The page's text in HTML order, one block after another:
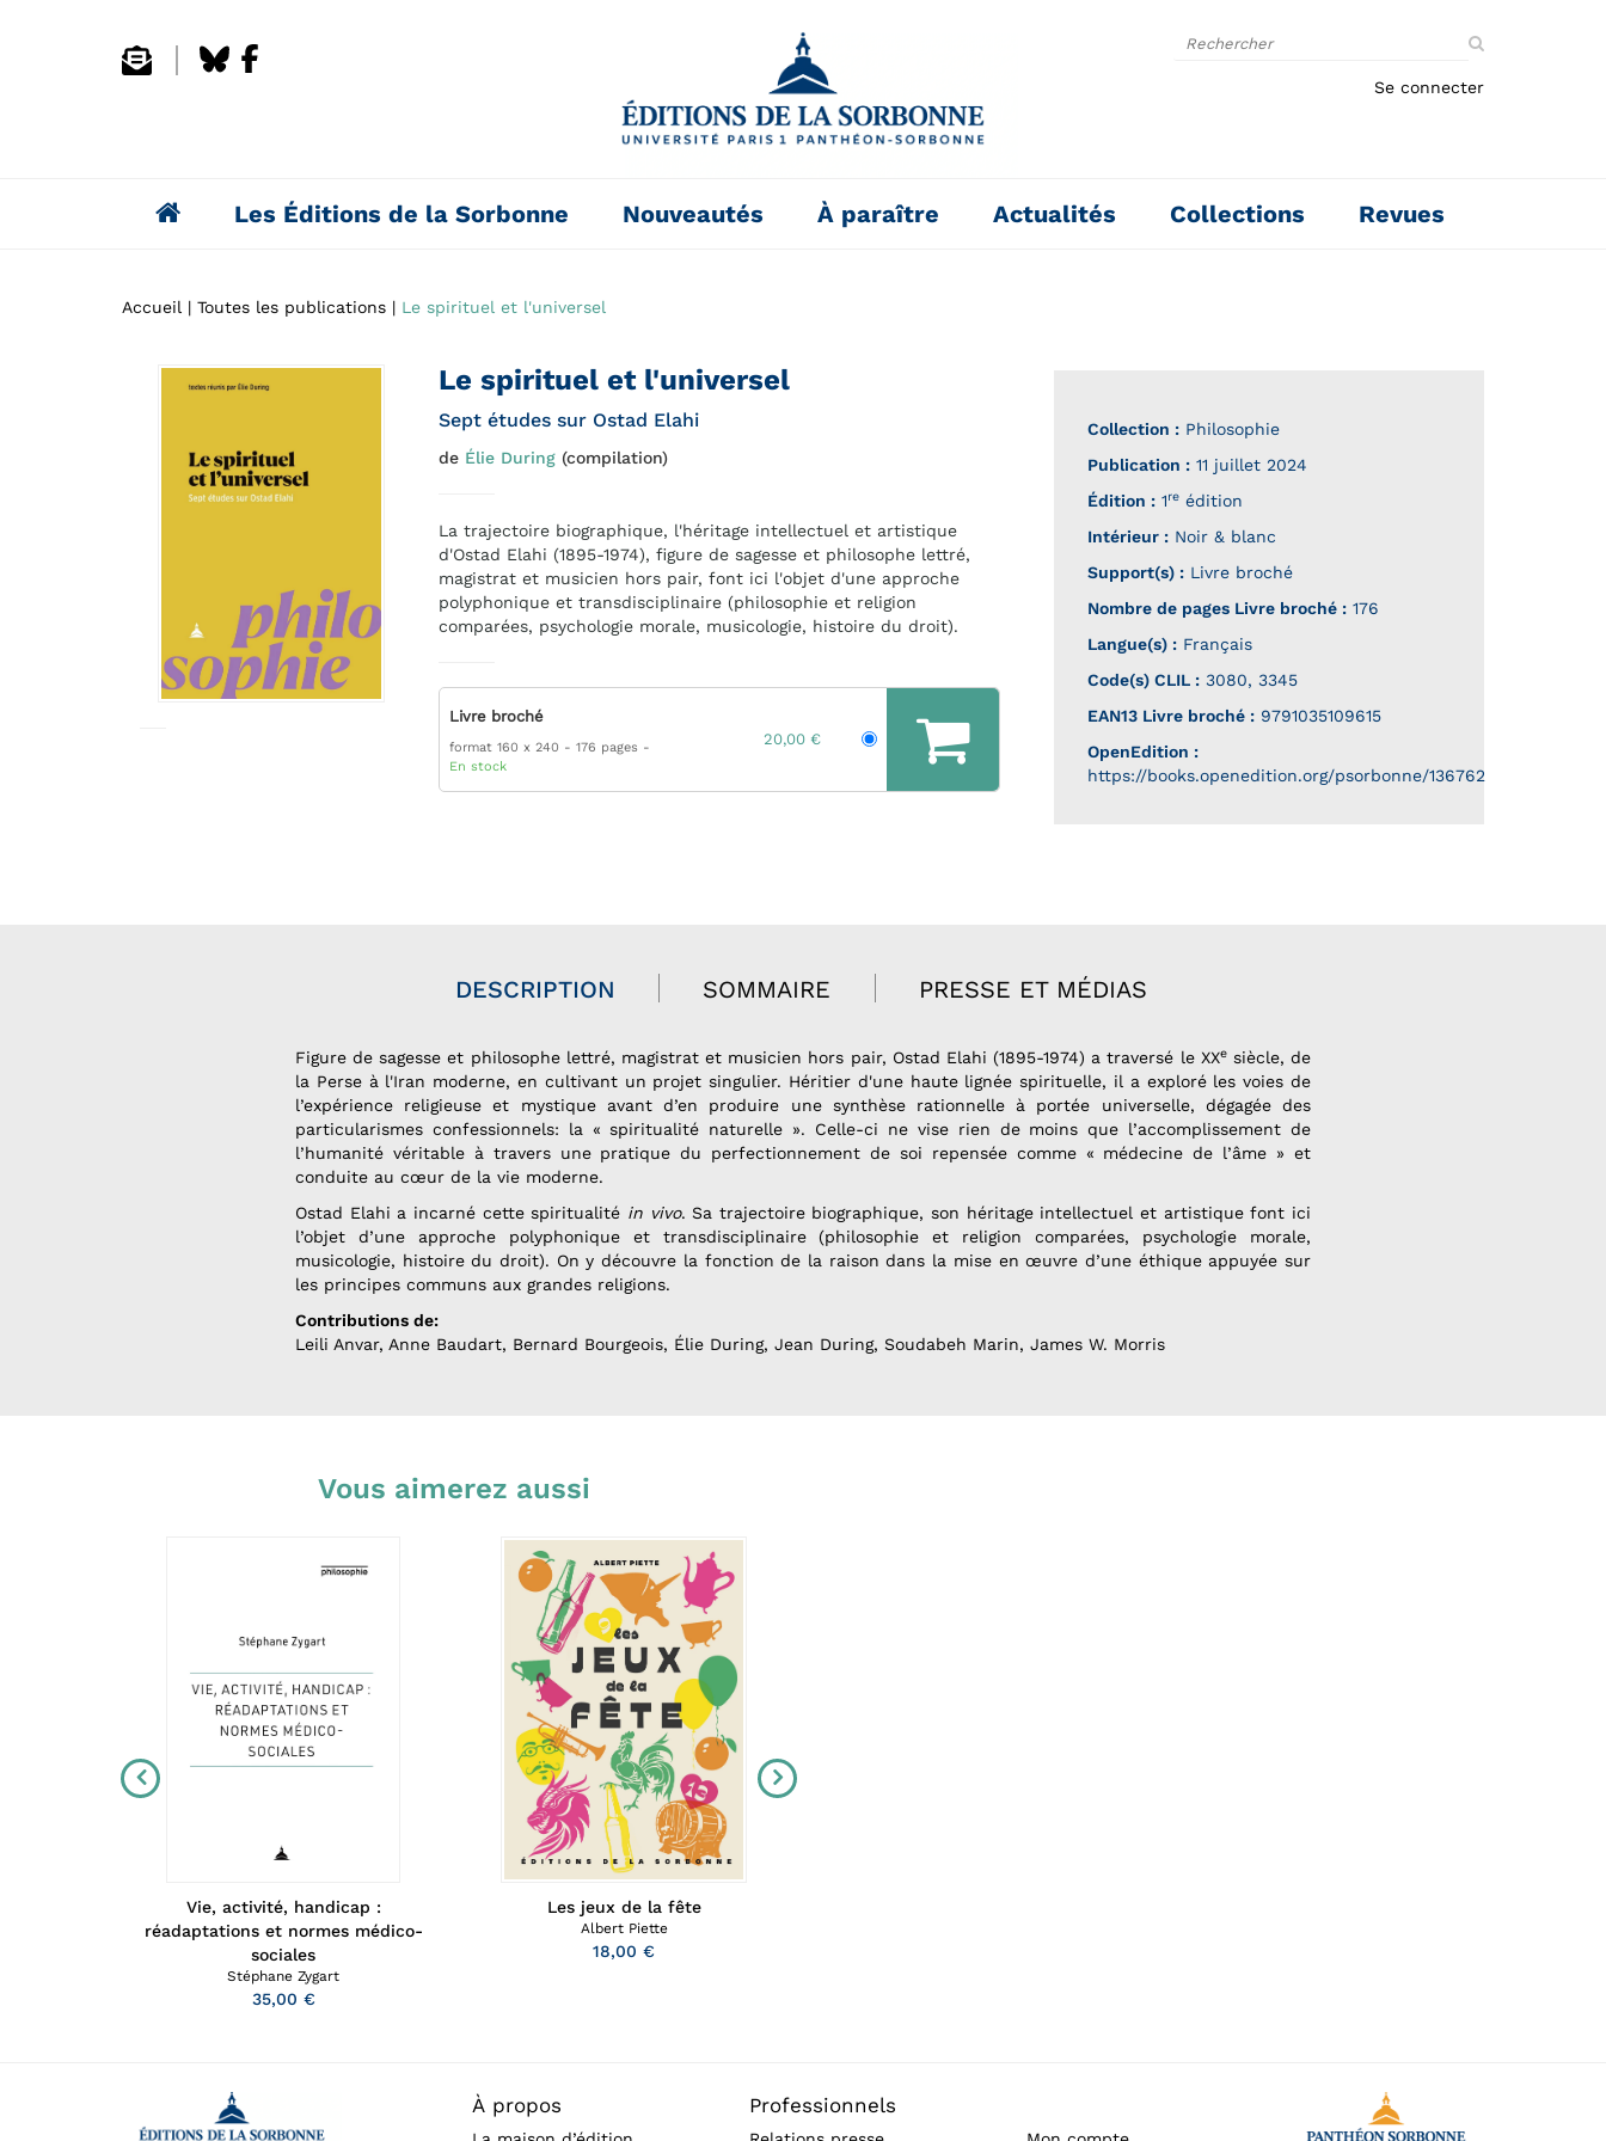
le
Se connecter
Les Éditions de la Sorbonne Nouveautés À paraître Actualités Collections Revues
Accueil Toutes les publications Le spirituel et l'universel
Le spirituel et l'universel
Sept études sur Ostad Elahi
de Élie During (compilation)
La trajectoire biographique, l'héritage intellectuel et artistique
d'Ostad Elahi (1895-1974), figure de sagesse et philosophe lettré,
magistrat et musicien hors pair, font ici l'objet d'une approche
polyphonique et transdisciplinaire (philosophie et religion
comparées, psychologie morale, musicologie, histoire du droit).
Livre broché
format 160 x 240
176 pages
En stock
20,00 €
Collection : Philosophie
Publication : 11 juillet 2024
Édition : 1re édition
Intérieur : Noir & blanc
Support(s) : Livre broché
Nombre de pages Livre broché : 176
Langue(s) : Français
Code(s) CLIL : 3080, 3345
EAN13 Livre broché : 9791035109615
OpenEdition :
https://books.openedition.org/psorbonne/136762
DESCRIPTION SOMMAIRE PRESSE ET MÉDIAS
Figure de sagesse et philosophe lettré, magistrat et musicien hors pair, Ostad Elahi (1895-1974) a traversé le XXesiècle, de
la Perse à l'Iran moderne, en cultivant un projet singulier. Héritier d'une haute lignée spirituelle, il a exploré les voies de
l’expérience religieuse et mystique avant d’en produire une synthèse rationnelle à portée universelle, dégagée des
particularismes confessionnels: la « spiritualité naturelle ». Celle-ci ne vise rien de moins que l’accomplissement de
l’humanité véritable à travers une pratique du perfectionnement de soi repensée comme « médecine de l’âme » et
conduite au cœur de la vie moderne.
Ostad Elahi a incarné cette spiritualité in vivo. Sa trajectoire biographique, son héritage intellectuel et artistique font ici
l’objet d’une approche polyphonique et transdisciplinaire (philosophie et religion comparées, psychologie morale,
musicologie, histoire du droit). On y découvre la fonction de la raison dans la mise en œuvre d’une éthique appuyée sur
les principes communs aux grandes religions.
Contributions de:
Leili Anvar, Anne Baudart, Bernard Bourgeois, Élie During, Jean During, Soudabeh Marin, James W. Morris
Vous aimerez aussi
Vie, activité, handicap :
réadaptations et normes médico-
sociales
Stéphane Zygart
35,00 €
Les jeux de la fête
Albert Piette
18,00 €
À propos Professionnels